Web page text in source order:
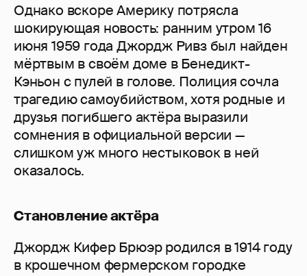
Однако вскоре Америку потрясла
шокирующая новость: ранним утром 16
июня 1959 года Джордж Ривз был найден
мёртвым в своём доме в Бенедикт-
Кэньон с пулей в голове. Полиция сочла
трагедию самоубийством, хотя родные и
друзья погибшего актёра выразили
сомнения в официальной версии —
слишком уж много нестыковок в ней
оказалось.
Становление актёра
Джордж Кифер Брюэр родился в 1914 году
в крошечном фермерском городке